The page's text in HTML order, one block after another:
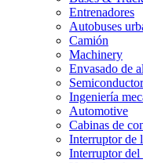
Entrenadores
Autobuses
Camión
Machinery
Envasado de
Semiconductor
Ingeniería
Automotive
Cabinas de
Interruptor de
Interruptor del